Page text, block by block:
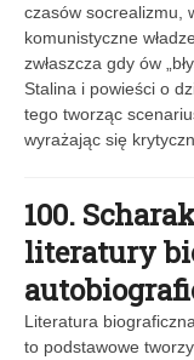
czasów socrealizmu,
komunistyczne
zwłaszcza gdy ów
Stalina i powieści o
tego tworząc
wyrażając się
100.
literatury
Literatura
to podstawowe